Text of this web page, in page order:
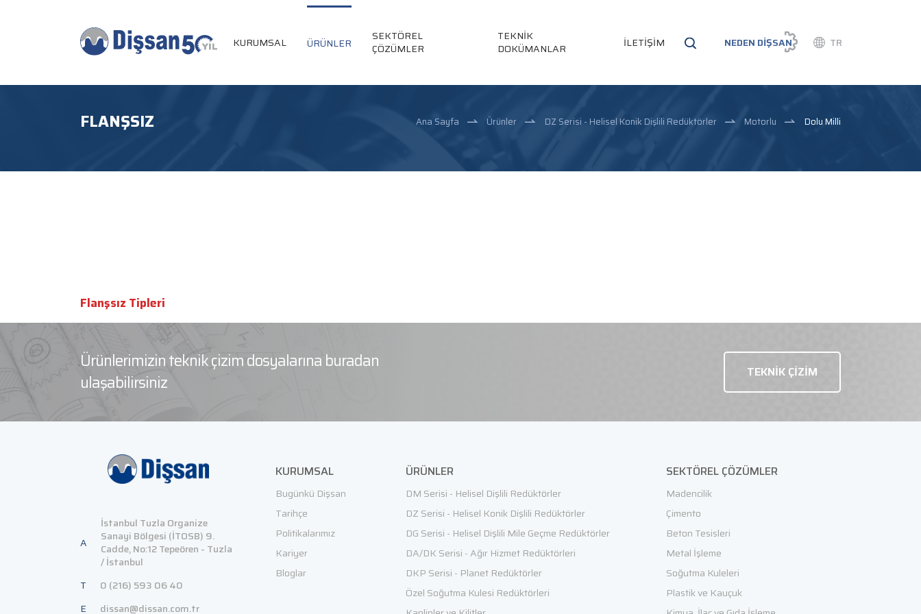
KURUMSAL ÜRÜNLER
SEKTÖREL
ÇÖZÜMLER
TEKNİK
DOKÜMANLAR
İLETİŞİM NEDEN DİŞSAN TR
FLANŞSIZ Ana Sayfa Ürünler DZ Serisi - Helisel Konik Dişlili Redüktörler Motorlu Dolu Milli
Flanşsız Tipleri
TEKLİF İSTE
Ürünlerimizin teknik çizim dosyalarına buradan
ulaşabilirsiniz
TEKNİK ÇİZİM
A
İstanbul Tuzla Organize
Sanayi Bölgesi (İTOSB) 9.
Cadde, No:12 Tepeören - Tuzla
/ İstanbul
T
0 (216) 593 06 40
E
dissan@dissan.com.tr
KURUMSAL
Bugünkü Dişsan
Tarihçe
Politikalarımız
Kariyer
Bloglar
ÜRÜNLER
DM Serisi - Helisel Dişlili Redüktörler
DZ Serisi - Helisel Konik Dişlili Redüktörler
DG Serisi - Helisel Dişlili Mile Geçme Redüktörler
DA/DK Serisi - Ağır Hizmet Redüktörleri
DKP Serisi - Planet Redüktörler
Özel Soğutma Kulesi Redüktörleri
SEKTÖREL ÇÖZÜMLER
Madencilik
Çimento
Beton Tesisleri
Metal İşleme
Soğutma Kuleleri
Plastik ve Kauçuk